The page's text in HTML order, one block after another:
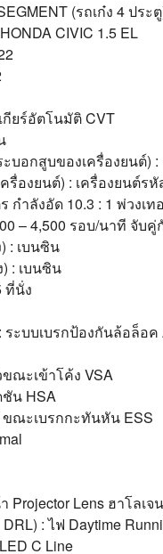
(รถเก๋ง 4 ประ
CIVIC 1.5 EL
กียร์อัตโนมัติ CVT
บอกสูบของเครื่องยนต์) :
ครื่องยนต์) : เครื่องยนต์
กำลังอัด 10.3 : 1 พ่วง
– 4,500 รอบ/นาที จับ
: เบนซิน
) : เบนซิน
ที่นั่ง
ระบบเบรกป้องกันล้อล็อค
ณะเข้าโค้ง VSA
น HSA
ณะเบรกกะทันหัน ESS
Projector Lens ฮาโลเจน
: ไฟ Daytime
C Line